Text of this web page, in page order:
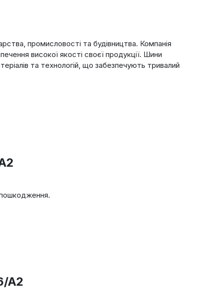
промисловості та будівництва. Компанія
високої якості своєї продукції. Шини
та технологій, що забезпечують тривалий
пошкодження.
A2